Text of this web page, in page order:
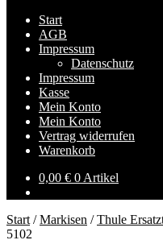
Start
AGB
Impressum
Datenschutz
Impressum
Kasse
Mein Konto
Mein Konto
Vertrag widerrufen
Warenkorb
0,00 € 0 Artikel
Start /Markisen /Thule
5102